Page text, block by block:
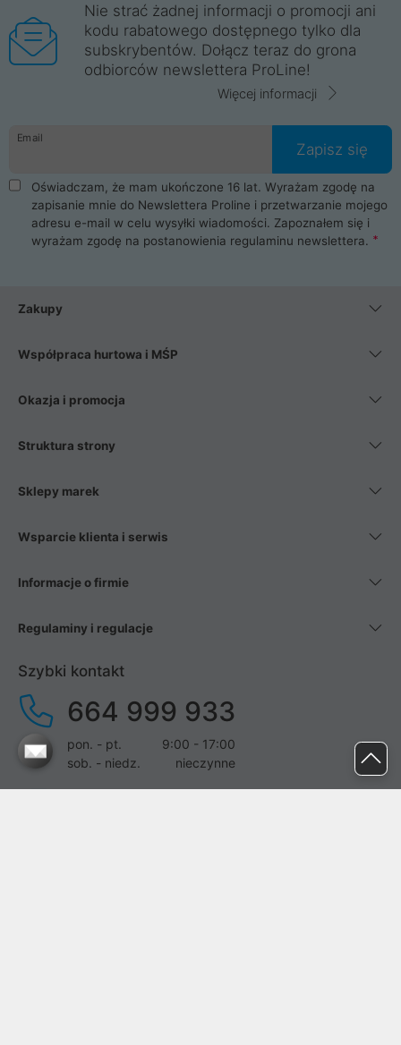
Nie strać żadnej informacji o promocji ani
kodu rabatowego dostępnego tylko dla
subskrybentów. Dołącz teraz do grona
odbiorców newslettera ProLine!
Więcej informacji
Email
Zapisz się
Oświadczam, że mam ukończone 16 lat. Wyrażam zgodę na
zapisanie mnie do Newslettera Proline i przetwarzanie mojego
adresu e-mail w celu wysyłki wiadomości. Zapoznałem się i
wyrażam zgodę na postanowienia regulaminu newslettera.
Zakupy
Współpraca hurtowa i MŚP
Okazja i promocja
Struktura strony
Sklepy marek
Wsparcie klienta i serwis
Informacje o firmie
Regulaminy i regulacje
Szybki kontakt
664 999 933
pon. - pt.
9:00 - 17:00
sob. - niedz.
nieczynne